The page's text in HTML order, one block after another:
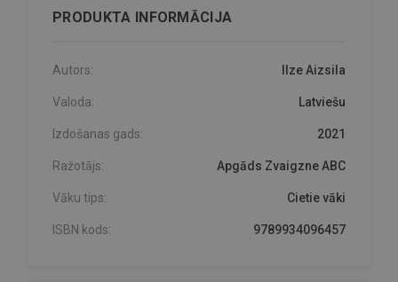
PRODUKTA INFORMĀCIJA
Autors: Ilze Aizsila
Valoda: Latviešu
Izdošanas gads: 2021
Ražotājs: Apgāds Zvaigzne ABC
Vāku tips: Cietie vāki
ISBN kods: 9789934096457